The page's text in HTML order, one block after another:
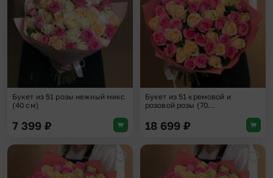
Букет из 51 розы нежный микс
(40 см)
7 399 ₽
Букет из 51 кремовой и
розовой розы (70...
18 699 ₽
Добавить в избранное